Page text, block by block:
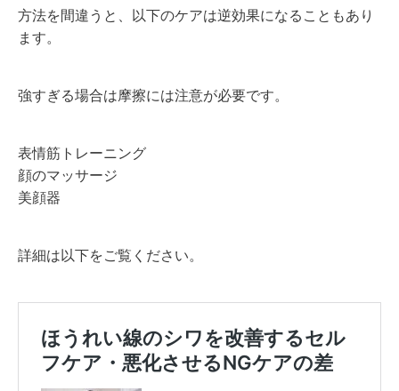
方法を間違うと、以下のケアは逆効果になることもあり
ます。
強すぎる場合は摩擦には注意が必要です。
表情筋トレーニング
顔のマッサージ
美顔器
詳細は以下をご覧ください。